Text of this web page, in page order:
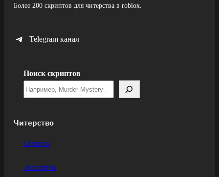
Более 200 скриптов для читерства в roblox.
Telegram канал
Поиск скриптов
Читерство
Скрипты
Эксплойты